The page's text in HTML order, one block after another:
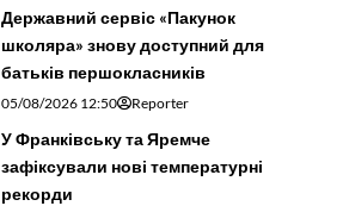
Державний сервіс «Пакунок
школяра» знову доступний для
батьків першокласників
05/08/2026 12:50 Reporter
У Франківську та Яремче
зафіксували нові температурні
рекорди